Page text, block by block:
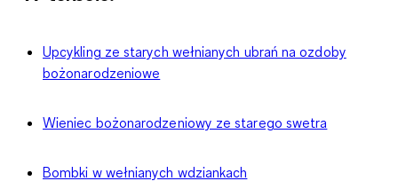
Upcykling ze starych wełnianych ubrań na ozdoby
bożonarodzeniowe
Wieniec bożonarodzeniowy ze starego swetra
Bombki w wełnianych wdziankach